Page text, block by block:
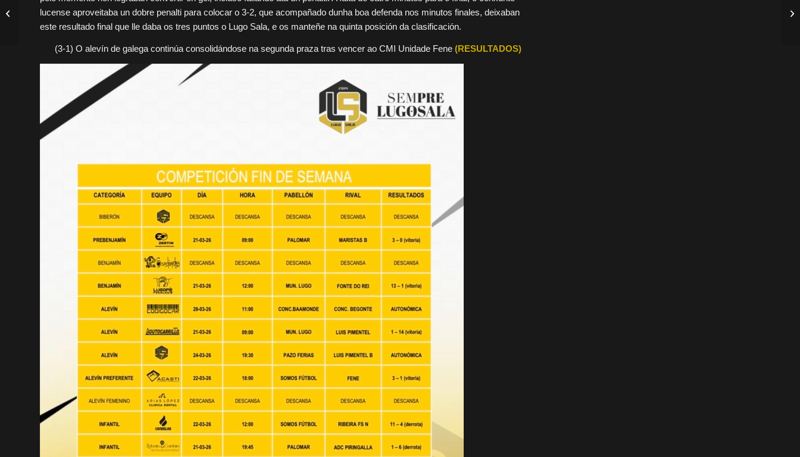
lucense aproveitaba un dobre penalti para colocar o 3-2, que acompañado dunha boa defenda nos minutos finales, deixaban
este resultado final que lle daba os tres puntos o Lugo Sala, e os manteñe na quinta posición da clasificación.
(3-1) O alevín de galega continúa consolidándose na segunda praza tras vencer ao CMI Unidade Fene (RESULTADOS)
contundencia ante O